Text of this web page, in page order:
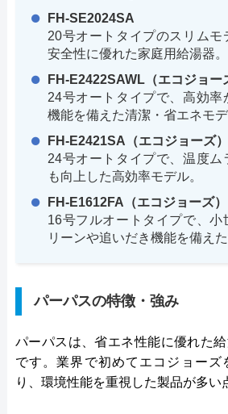
FH-SE2024SA
20号オートタイプのスリムモ
安全性に優れた家庭用給湯器。
FH-E2422SAWL（エコジョー
24号オートタイプで、高効率
機能を備えた清潔・省エネモデ
FH-E2421SA（エコジョーズ）
24号オートタイプで、温度ム
も向上した高効率モデル。
FH-E1612FA（エコジョーズ）
16号フルオートタイプで、小
リーンや追いだき機能を備え
パーパスの特徴・強み
パーパスは、省エネ性能に優れた
です。業界で初めてエコジョーズ
り、環境性能を重視した製品が多い